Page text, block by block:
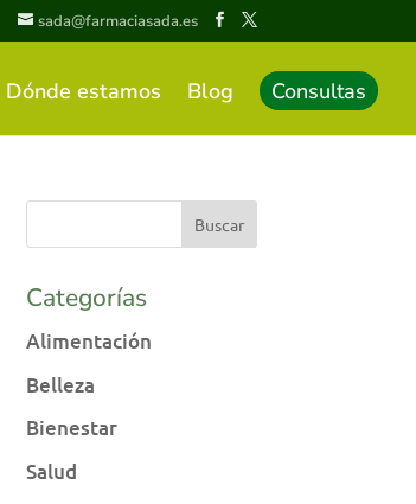
sada@farmaciasada.es
Dónde estamos Blog Consultas
Categorías
Alimentación
Belleza
Bienestar
Salud